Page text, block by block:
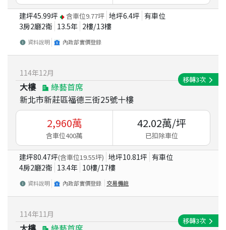
建坪45.99坪 含車位9.77坪 地坪6.4坪 有車位
3房2廳2衛 13.5年 2樓/13樓
資料說明 內政部實價登錄
114年12月
大樓
綠藝首席
新北市新莊區福德三街25號十樓
移轉3次
2,960萬
含車位400萬
42.02萬/坪
已扣除車位
建坪80.47坪(含車位19.55坪) 地坪10.81坪 有車位
4房2廳2衛 13.4年 10樓/17樓
資料說明 內政部實價登錄 交易備註
114年11月
移轉3次